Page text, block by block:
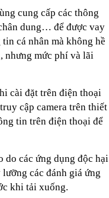
cung cấp các thông
dung… để được vay
cá nhân mà không hề
nhưng mức phí và lãi
cài đặt trên điện thoại
cập camera trên thiết
tin trên điện thoại để
do các ứng dụng độc hại
các đánh giá ứng
khi tải xuống.